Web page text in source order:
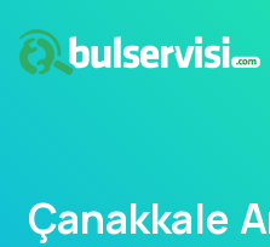
Çanakkale